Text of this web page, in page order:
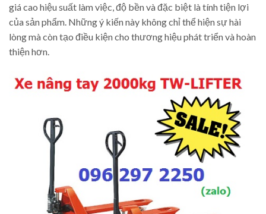
giá cao hiệu suất làm việc, độ bền và đặc biệt là tính tiện lợi
của sản phẩm. Những ý kiến này không chỉ thể hiện sự hài
lòng mà còn tạo điều kiện cho thương hiệu phát triển và hoàn
thiện hơn.